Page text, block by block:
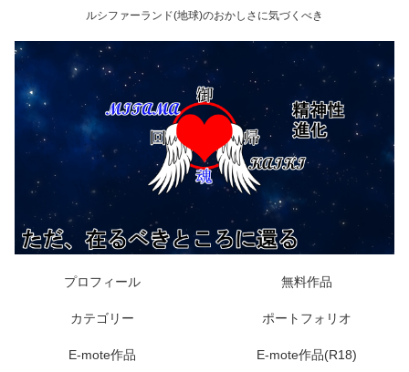
ルシファーランド(地球)のおかしさに気づくべき
プロフィール 無料作品
カテゴリー ポートフォリオ
E-mote作品 E-mote作品(R18)